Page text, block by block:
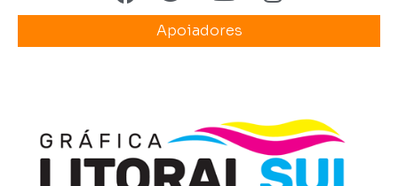
Apoiadores